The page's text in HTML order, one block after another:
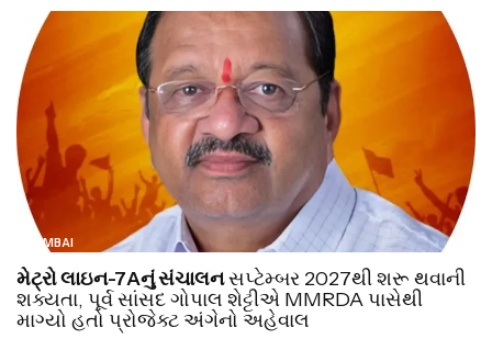
MUMBAI
મેટ્રો લાઇન-7Aનું સંચાલનસપ્ટેમ્બર 2027થી શરૂ થવાની
શક્યતા, પૂર્વ સાંસદ ગોપાલ શેટ્ટીએ MMRDA પાસેથી
માગ્યો હતો પ્રોજેક્ટ અંગેનો અહેવાલ